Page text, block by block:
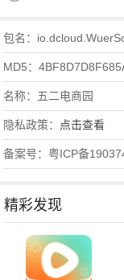
包名：
MD5：
名称：五二电商园
隐私政策： 点击查看
备案号：粤ICP备
精彩发现